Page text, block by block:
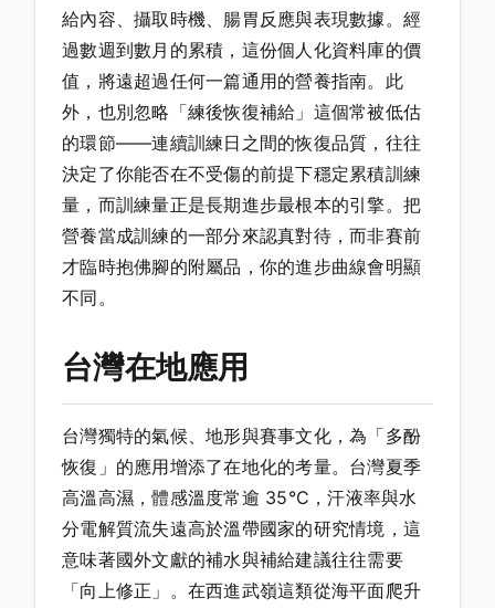
給內容、攝取時機、腸胃反應與表現數據。經
過數週到數月的累積，這份個人化資料庫的價
值，將遠超過任何一篇通用的營養指南。此
外，也別忽略「練後恢復補給」這個常被低估
的環節——連續訓練日之間的恢復品質，往往
決定了你能否在不受傷的前提下穩定累積訓練
量，而訓練量正是長期進步最根本的引擎。把
營養當成訓練的一部分來認真對待，而非賽前
才臨時抱佛腳的附屬品，你的進步曲線會明顯
不同。
台灣在地應用
台灣獨特的氣候、地形與賽事文化，為「多酚
恢復」的應用增添了在地化的考量。台灣夏季
高溫高濕，體感溫度常逾 35°C，汗液率與水
分電解質流失遠高於溫帶國家的研究情境，這
意味著國外文獻的補水與補給建議往往需要
「向上修正」。在西進武嶺這類從海平面爬升